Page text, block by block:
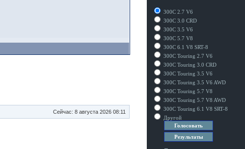
Сейчас: 8 августа 2026 08:11
300C 2.7 V6
300C 3.0 CRD
300C 3.5 V6
300C 5.7 V8
300C 6.1 V8 SRT-8
300C Touring 2.7 V6
300C Touring 3.0 CRD
300C Touring 3.5 V6
300C Touring 3.5 V6 AWD
300C Touring 5.7 V8
300C Touring 5.7 V8 AWD
300C Touring 6.1 V8 SRT-8
Другой